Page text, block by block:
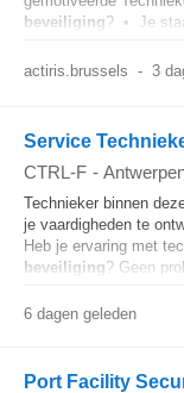
beveiliging? • Je
actiris.brussels - 3
Service
CTRL-F -
Technieker binnen
je vaardigheden te
Heb je ervaring met
beveiliging? Geen
6 dagen geleden
Port Facility